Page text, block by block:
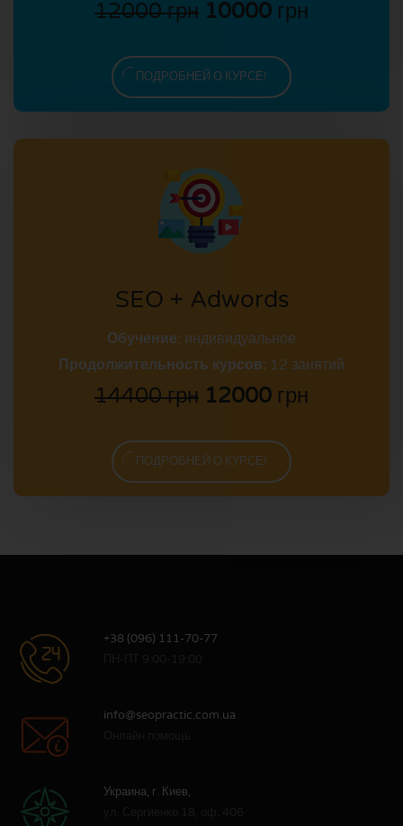
12000 грн 10000 грн
ПОДРОБНЕЙ О КУРСЕ!
SEO + Adwords
Обучение: индивидуальное
Продолжительность курсов: 12 занятий
14400 грн 12000 грн
ПОДРОБНЕЙ О КУРСЕ!
+38 (096) 111-70-77
info@seopractic.com.ua
Украина, г. Киев,